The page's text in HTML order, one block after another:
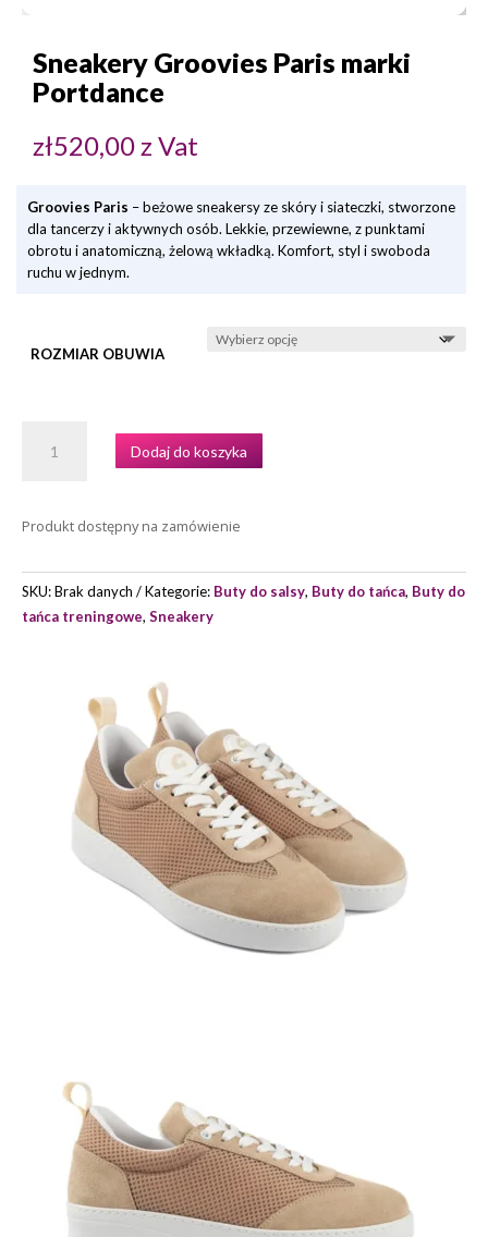
Sneakery Groovies Paris marki
Portdance
zł520,00 z Vat
Groovies Paris – beżowe sneakersy ze skóry i siateczki, stworzone
dla tancerzy i aktywnych osób. Lekkie, przewiewne, z punktami
obrotu i anatomiczną, żelową wkładką. Komfort, styl i swoboda
ruchu w jednym.
ROZMIAR OBUWIA
SNEAKERY
MARKI
Dodaj do koszyka
Produkt dostępny na zamówienie
SKU:Brak danych Kategorie: Buty do salsy, Buty do tańca, Buty do
tańca treningowe, Sneakery